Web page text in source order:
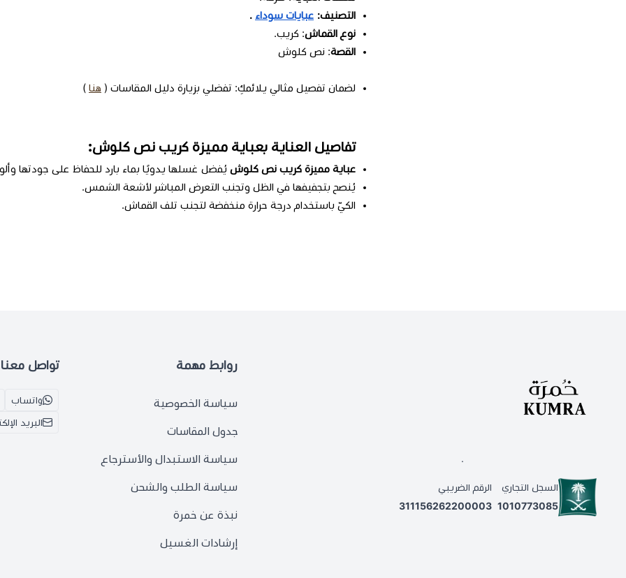
التصنيف: عبايات سوداء .
نوع القماش: كريب.
القصة: نص كلوش
لضمان تفصيل مثالي يلائمكِ: تفضلي بزيارة دليل المقاسات ( هنا )
تفاصيل العناية بعباية مميزة كريب نص كلوش:
عباية مميزة كريب نص كلوش يُفضل غسلها يدويًا بماء بارد للحفاظ على جودتها
يُنصح بتجفيفها في الظل وتجنب التعرض المباشر لأشعة الشمس.
الكيّ باستخدام درجة حرارة منخفضة لتجنب تلف القماش.
.
السجل التجاري
1010773085
الرقم الضريبي
311156262200003
روابط مهمة
سياسة الخصوصية
جدول المقاسات
سياسة الاستبدال والأسترجاع
سياسة الطلب والشحن
نبذة عن خمرة
إرشادات الغسيل
تواصل معنا
واتساب
البريد